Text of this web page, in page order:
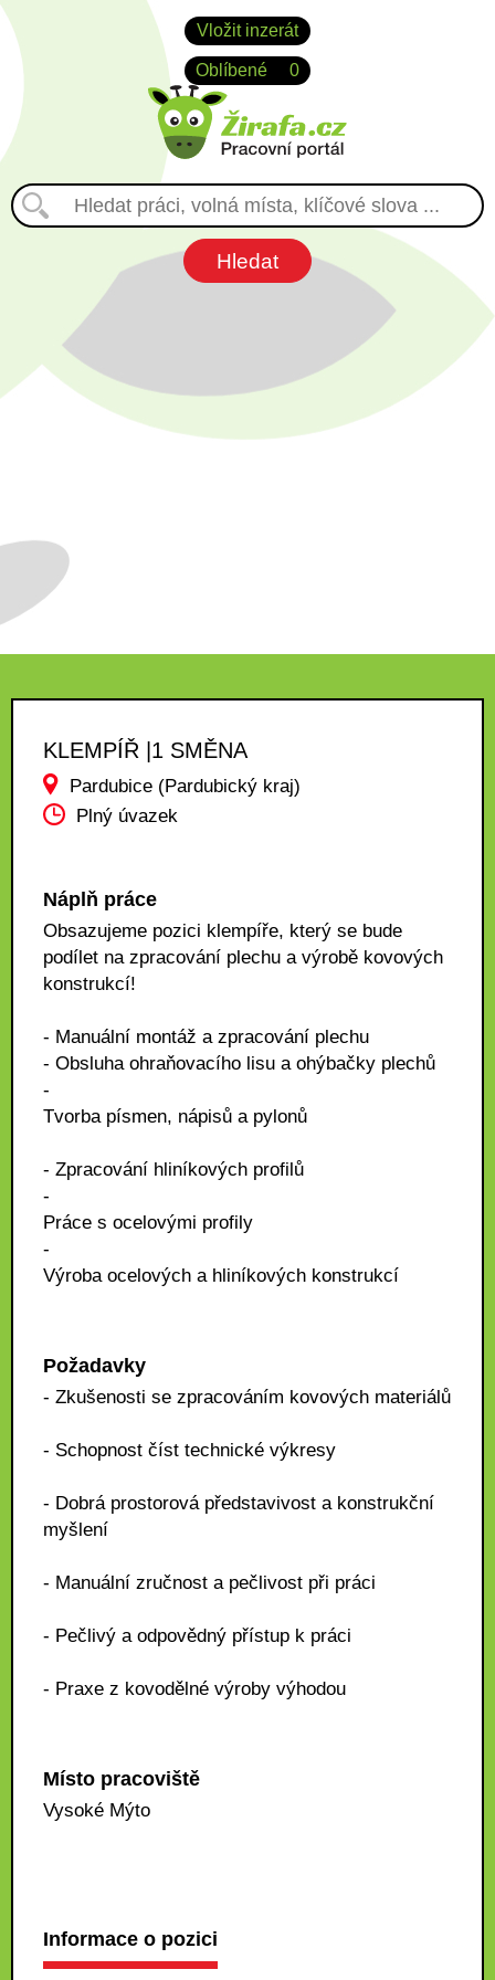
Vložit inzerát
Oblíbené 0
KLEMPÍŘ |1 SMĚNA
Pardubice (Pardubický kraj)
Plný úvazek
Náplň práce
Obsazujeme pozici klempíře, který se bude
podílet na zpracování plechu a výrobě kovových
konstrukcí!
- Manuální montáž a zpracování plechu
- Obsluha ohraňovacího lisu a ohýbačky plechů
-
Tvorba písmen, nápisů a pylonů
- Zpracování hliníkových profilů
-
Práce s ocelovými profily
-
Výroba ocelových a hliníkových konstrukcí
Požadavky
- Zkušenosti se zpracováním kovových materiálů
- Schopnost číst technické výkresy
- Dobrá prostorová představivost a konstrukční
myšlení
- Manuální zručnost a pečlivost při práci
- Pečlivý a odpovědný přístup k práci
- Praxe z kovodělné výroby výhodou
Místo pracoviště
Vysoké Mýto
Informace o pozici